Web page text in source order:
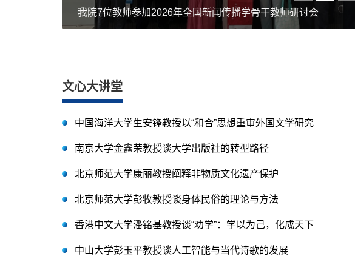
我院7位教师参加2026年全国新闻传播学骨干教师研讨会
文心大讲堂
中国海洋大学生安锋教授以“和合”思想重审外国文学研究
南京大学金鑫荣教授谈大学出版社的转型路径
北京师范大学康丽教授阐释非物质文化遗产保护
北京师范大学彭牧教授谈身体民俗的理论与方法
香港中文大学潘铭基教授谈“劝学”：学以为己，化成天下
中山大学彭玉平教授谈人工智能与当代诗歌的发展